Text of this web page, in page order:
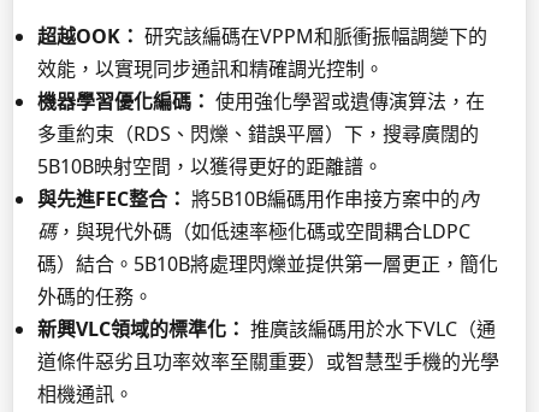
超越OOK： 研究該編碼在VPPM和脈衝振幅調變下的
效能，以實現同步通訊和精確調光控制。
機器學習優化編碼： 使用強化學習或遺傳演算法，在
多重約束（RDS、閃爍、錯誤平層）下，搜尋廣闊的
5B10B映射空間，以獲得更好的距離譜。
與先進FEC整合： 將5B10B編碼用作串接方案中的內
碼，與現代外碼（如低速率極化碼或空間耦合LDPC
碼）結合。5B10B將處理閃爍並提供第一層更正，簡化
外碼的任務。
新興VLC領域的標準化： 推廣該編碼用於水下VLC（通
道條件惡劣且功率效率至關重要）或智慧型手機的光學
相機通訊。